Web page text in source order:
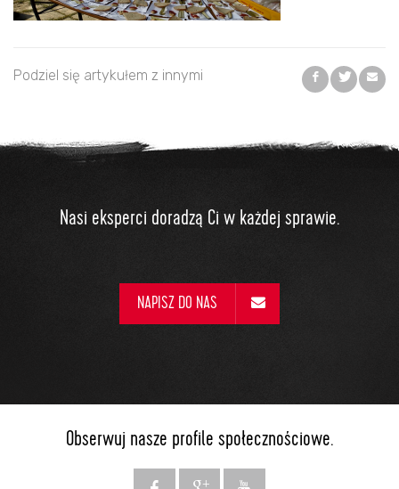
Podziel się artykułem z innymi
Nasi eksperci doradzą Ci w każdej sprawie.
NAPISZ DO NAS
Obserwuj nasze profile społecznościowe.